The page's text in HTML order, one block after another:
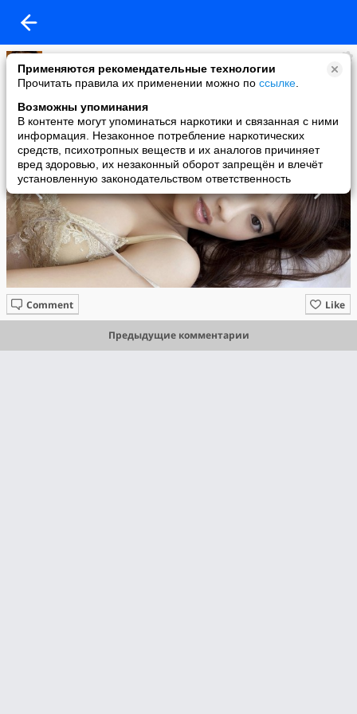
Применяются рекомендательные технологии
Прочитать правила их применении можно по ссылке
Возможны упоминания
В контенте могут упоминаться наркотики и связанная с ними
информация. Незаконное потребление наркотических
средств, психотропных веществ и их аналогов причиняет
вред здоровью, их незаконный оборот запрещён и влечёт
установленную законодательством ответственность
Имидж ничто
added a photo
10 May в 14:15
Like
Comment
Предыдущие комментарии